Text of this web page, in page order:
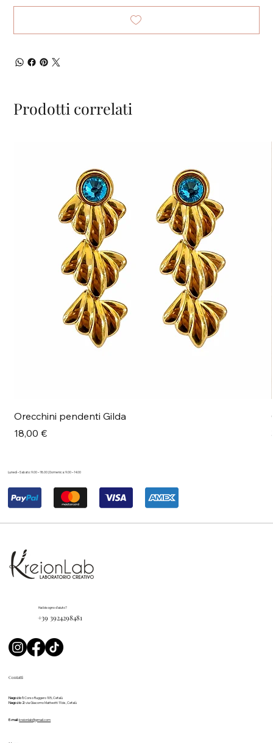
Prodotti correlati
Orecchini pendenti Gilda
Prezzo
18,00 €
Contatti
Negozio 1:Corso Ruggero 105, Cefalù
Negozio 2:via Giacomo Matteotti 11 bis, Cefalù
E-mail: kreionlab@gmail.com
Hai bisogno d'aiuto?
+39 3924298481
Lunedì – Sabato: 9.00 – 18.00 | Domenica: 9.00 – 14.00